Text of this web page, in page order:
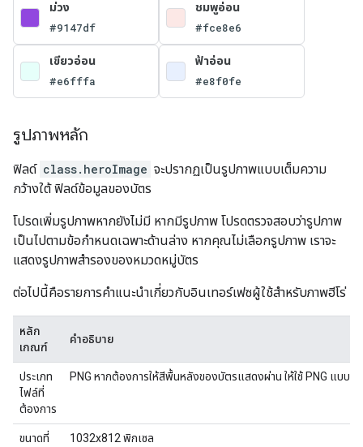
ม่วง
#9147df
ชมพูอ่อน
#fce8e6
เขียวอ่อน
#e6fffa
ฟ้าอ่อน
#e8f0fe
รูปภาพหลัก
ฟิลด์ class.heroImage จะปรากฏเป็นรูปภาพแบบเต็มความ
กว้างใต้ ฟิลด์ข้อมูลของบัตร
โปรดเพิ่มรูปภาพหากยังไม่มี หากมีรูปภาพ โปรดตรวจสอบว่ารูปภาพ
เป็นไปตามข้อกำหนดเฉพาะด้านล่าง หากคุณไม่เลือกรูปภาพ เราจะ
แสดงรูปภาพสำรองของหมวดหมู่บัตร
ต่อไปนี้คือรายการคำแนะนำเกี่ยวกับอินเทอร์เฟซผู้ใช้สำหรับภาพฮีโร่
หลัก
เกณฑ์
คำอธิบาย
ประเภท
ไฟล์ที่
ต้องการ
PNG หากต้องการให้สีพื้นหลังของบัตรแสดงผ่าน ให้ใช้ PNG แบบโป
ขนาดที่
1032x812 พิกเซล